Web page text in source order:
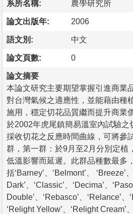
系所名稱: 農學研究所
論文出版年: 2006
語文別: 中文
論文頁數: 0
論文摘要
本論文研究主要期望掌握引進商業
對台灣氣候之適應性，並能藉由種
施用，穩定切花品質繼而提升商業
於2002年虎尾鎮簡易溫室內試驗之
採收切花之反應時間曲線，可將參
群，第一群：於9月至2月分別定植
低溫影響而延遲。此群品種數最多
括‘Barney’、‘Belmont’、 ‘Breeze’
Dark’、‘Classic’、‘Decima’、‘Paso
Double’、‘Rebasco’、‘Relance’、
‘Relight Yellow’、‘Relight Cream’